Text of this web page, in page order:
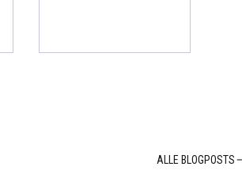
ALLE BLOGPOSTS